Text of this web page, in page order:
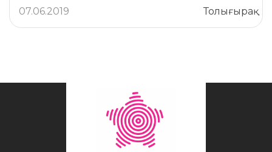
Толығырақ
07.06.2019